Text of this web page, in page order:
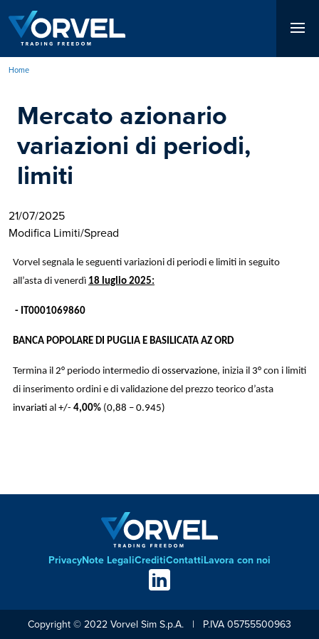
contenuto
principale
di
pane
Home
Mercato azionario
variazioni di periodi,
limiti
21/07/2025
Modifica Limiti/Spread
Vorvel segnala le seguenti variazioni di periodi e limiti in seguito
all’asta di venerdì 18 luglio 2025:
- IT0001069860
BANCA POPOLARE DI PUGLIA E BASILICATA AZ ORD
Termina il 2° periodo intermedio di osservazione, inizia il 3° con i limiti
di inserimento ordini e di validazione del prezzo teorico d’asta
invariati al +/- 4,00% (0,88 – 0.945)
Footer
PrivacyNote LegaliCreditiContattiLavora con noi
Social
links
Copyright © 2022 Vorvel Sim S.p.A. | P.IVA 05755500963